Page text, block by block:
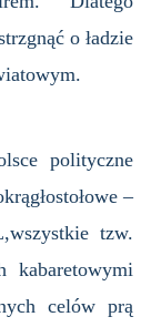
o ładzie
polityczne
–
tzw.
celów prą